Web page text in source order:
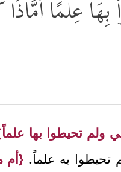
عِلۡمًا
ولم تحيطوا بها
تحيطوا به علماً. {أم